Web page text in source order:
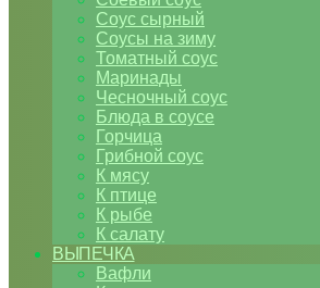
Соус сырный
Соусы на зиму
Томатный соус
Маринады
Чесночный соус
Блюда в соусе
Горчица
Грибной соус
К мясу
К птице
К рыбе
К салату
ВЫПЕЧКА
Вафли